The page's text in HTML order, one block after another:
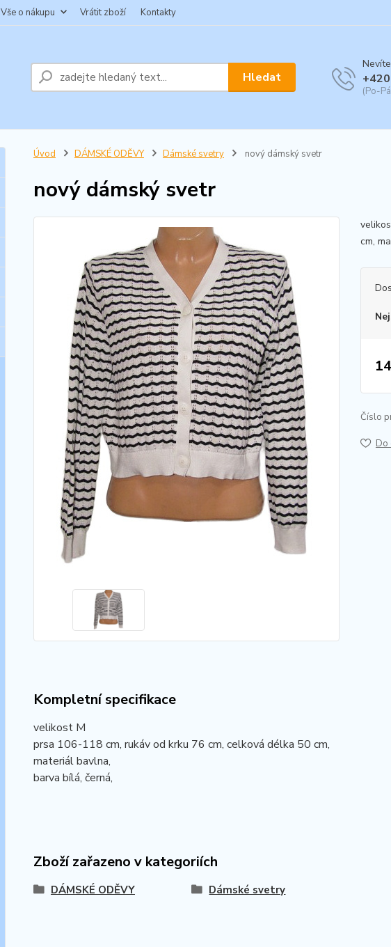
Vše o nákupu Vrátit zboží Kontakty
Hledat
(Po-
Úvod DÁMSKÉ ODĚVY Dámské svetry nový dámský svetr
nový dámský svetr
cm,
Číslo
Do
Kompletní specifikace
velikost M
prsa 106-118 cm, rukáv od krku 76 cm, celková délka 50 cm,
materiál bavlna,
barva bílá, černá,
Zboží zařazeno v kategoriích
DÁMSKÉ ODĚVY Dámské svetry